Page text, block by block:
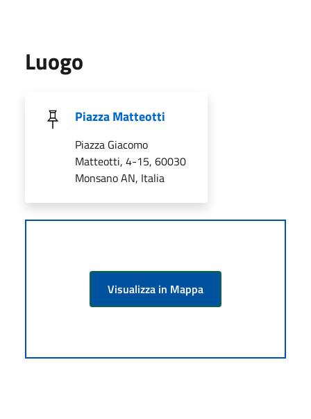
Luogo
Piazza Matteotti
Piazza Giacomo
Matteotti, 4-15, 60030
Monsano AN, Italia
Visualizza in Mappa